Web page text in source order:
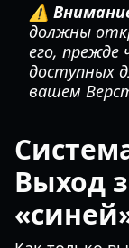
⚠️
должны
его, прежде
доступных
вашем
Выход